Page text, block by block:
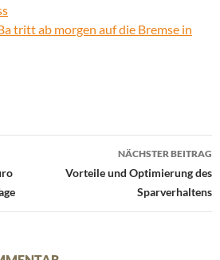
tritt ab morgen auf die Bremse in
NÄCHSTER BEITRAG
Vorteile und Optimierung des
Sparverhaltens